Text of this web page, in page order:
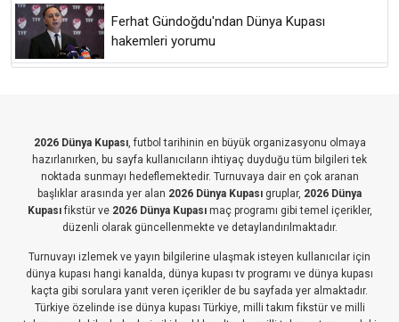
Ferhat Gündoğdu'ndan Dünya Kupası
hakemleri yorumu
2026 Dünya Kupası, futbol tarihinin en büyük organizasyonu olmaya
hazırlanırken, bu sayfa kullanıcıların ihtiyaç duyduğu tüm bilgileri tek
noktada sunmayı hedeflemektedir. Turnuvaya dair en çok aranan
başlıklar arasında yer alan 2026 Dünya Kupası gruplar, 2026 Dünya
Kupasıfikstür ve 2026 Dünya Kupasımaç programı gibi temel içerikler,
düzenli olarak güncellenmekte ve detaylandırılmaktadır.
Turnuvayı izlemek ve yayın bilgilerine ulaşmak isteyen kullanıcılar için
dünya kupası hangi kanalda, dünya kupası tv programı ve dünya kupası
kaçta gibi sorulara yanıt veren içerikler de bu sayfada yer almaktadır.
Türkiye özelinde ise dünya kupası Türkiye, milli takım fikstür ve milli